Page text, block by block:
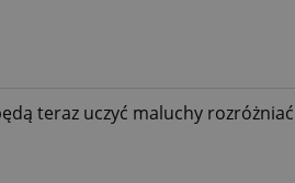
teraz uczyć maluchy